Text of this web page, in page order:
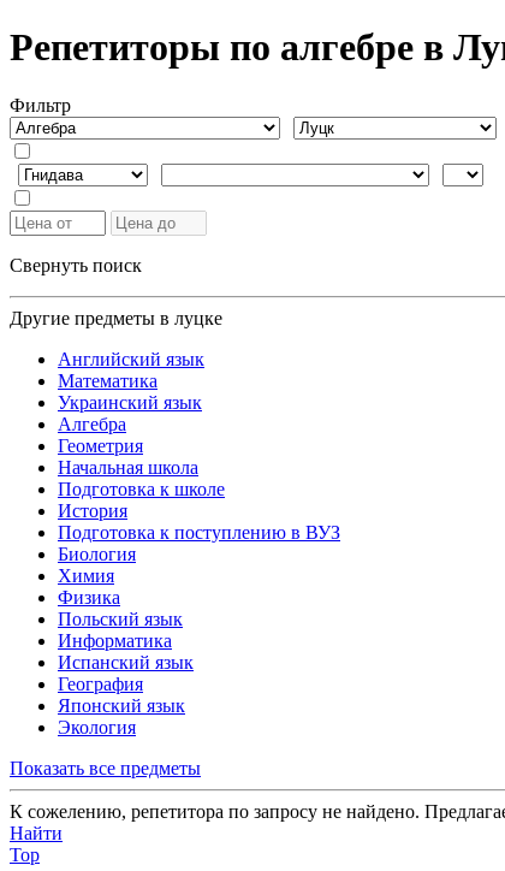
Репетиторы по алгебре в
Фильтр
Свернуть поиск
Другие предметы в луцке
Английский язык
Математика
Украинский язык
Алгебра
Геометрия
Начальная школа
Подготовка к школе
История
Подготовка к поступлению в ВУЗ
Биология
Химия
Физика
Польский язык
Информатика
Испанский язык
География
Японский язык
Экология
Показать все предметы
К сожелению, репетитора по запросу не найдено.
Найти
Top